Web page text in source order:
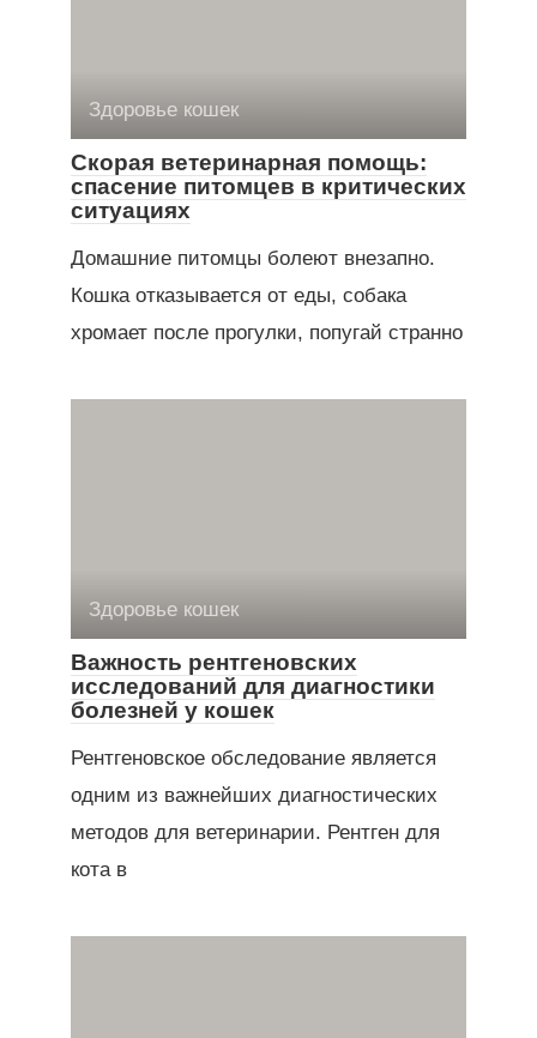
Здоровье кошек
Скорая ветеринарная помощь:
спасение питомцев в критических
ситуациях
Домашние питомцы болеют внезапно.
Кошка отказывается от еды, собака
хромает после прогулки, попугай странно
Здоровье кошек
Важность рентгеновских
исследований для диагностики
болезней у кошек
Рентгеновское обследование является
одним из важнейших диагностических
методов для ветеринарии. Рентген для
кота в